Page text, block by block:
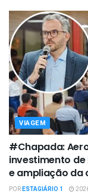
VIAGEM
#Chapada:
investimento
e ampliação da
PORESTAGIÁRIO 1